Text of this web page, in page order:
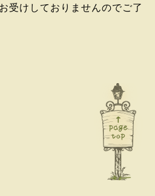
受けしておりませんのでご了